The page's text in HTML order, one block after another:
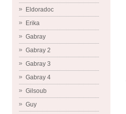
Eldoradoc
Erika
Gabray
Gabray 2
Gabray 3
Gabray 4
Gilsoub
Guy